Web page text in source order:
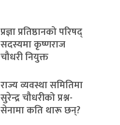
प्रज्ञा प्रतिष्ठानको परिषद्
सदस्यमा कृष्णराज
चौधरी नियुक्त
राज्य व्यवस्था समितिमा
सुरेन्द्र चौधरीको प्रश्न-
सेनामा कति थारू छन्?